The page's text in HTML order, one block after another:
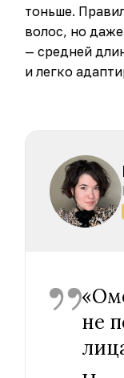
тоньше.
волос, но
— средней
и легко
не